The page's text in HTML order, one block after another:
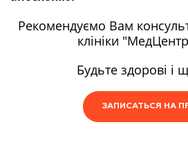
Рекомендуємо Вам
клініки
Будьте здорові і
ЗАПИСАТЬСЯ НА